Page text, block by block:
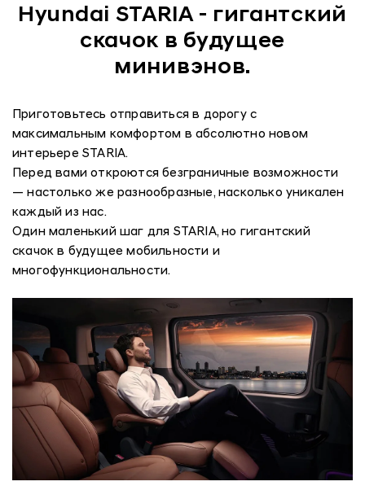
Hyundai STARIA - гигантский
скачок в будущее
минивэнов.
Приготовьтесь отправиться в дорогу с
максимальным комфортом в абсолютно новом
интерьере STARIA.
Перед вами откроются безграничные возможности
— настолько же разнообразные, насколько уникален
каждый из нас.
Один маленький шаг для STARIA, но гигантский
скачок в будущее мобильности и
многофункциональности.